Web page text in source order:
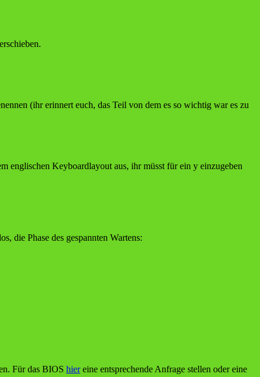
(ihr erinnert euch, das Teil von dem es so wichtig war es zu
englischen Keyboardlayout aus, ihr müsst für ein y einzugeben
die Phase des gespannten Wartens:
Für das BIOS hiereine entsprechende Anfrage stellen oder eine